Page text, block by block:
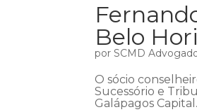
Belo
porSCMD
O sócio
Sucessório e
Galápagos